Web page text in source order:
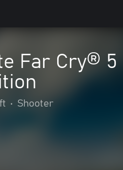
Far Cry® 5
• Shooter